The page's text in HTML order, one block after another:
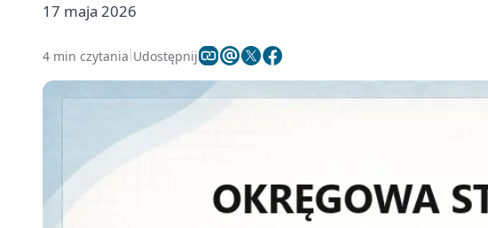
17 maja 2026
4 min czytania Udostępnij